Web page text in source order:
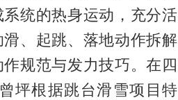
统的热身运动，充分活
、起跳、落地动作拆解
规范与发力技巧。在四
坪根据跳台滑雪项目特